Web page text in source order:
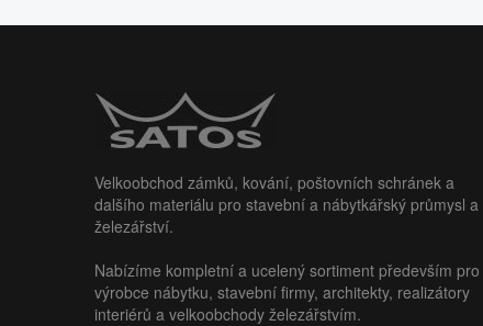
Velkoobchod zámků, kování, poštovních schránek a
dalšího materiálu pro stavební a nábytkářský průmysl a
železářství.
Nabízíme kompletní a ucelený sortiment především pro
výrobce nábytku, stavební firmy, architekty, realizátory
interiérů a velkoobchody železářstvím.